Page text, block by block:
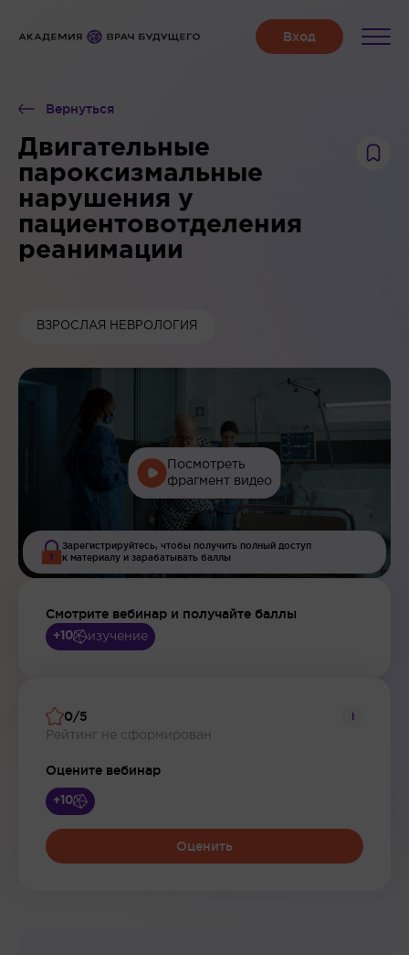
Вернуться
Двигательные
пароксизмальные
нарушения у
пациентовотделения
реанимации
ВЗРОСЛАЯ НЕВРОЛОГИЯ
Посмотреть
фрагмент видео
Зарегистрируйтесь, чтобы получить полный доступ
к материалу и зарабатывать баллы
Смотрите вебинар и получайте баллы
+10 изучение
0/5
Рейтинг не сформирован
i
Оцените вебинар
+10
Оценить